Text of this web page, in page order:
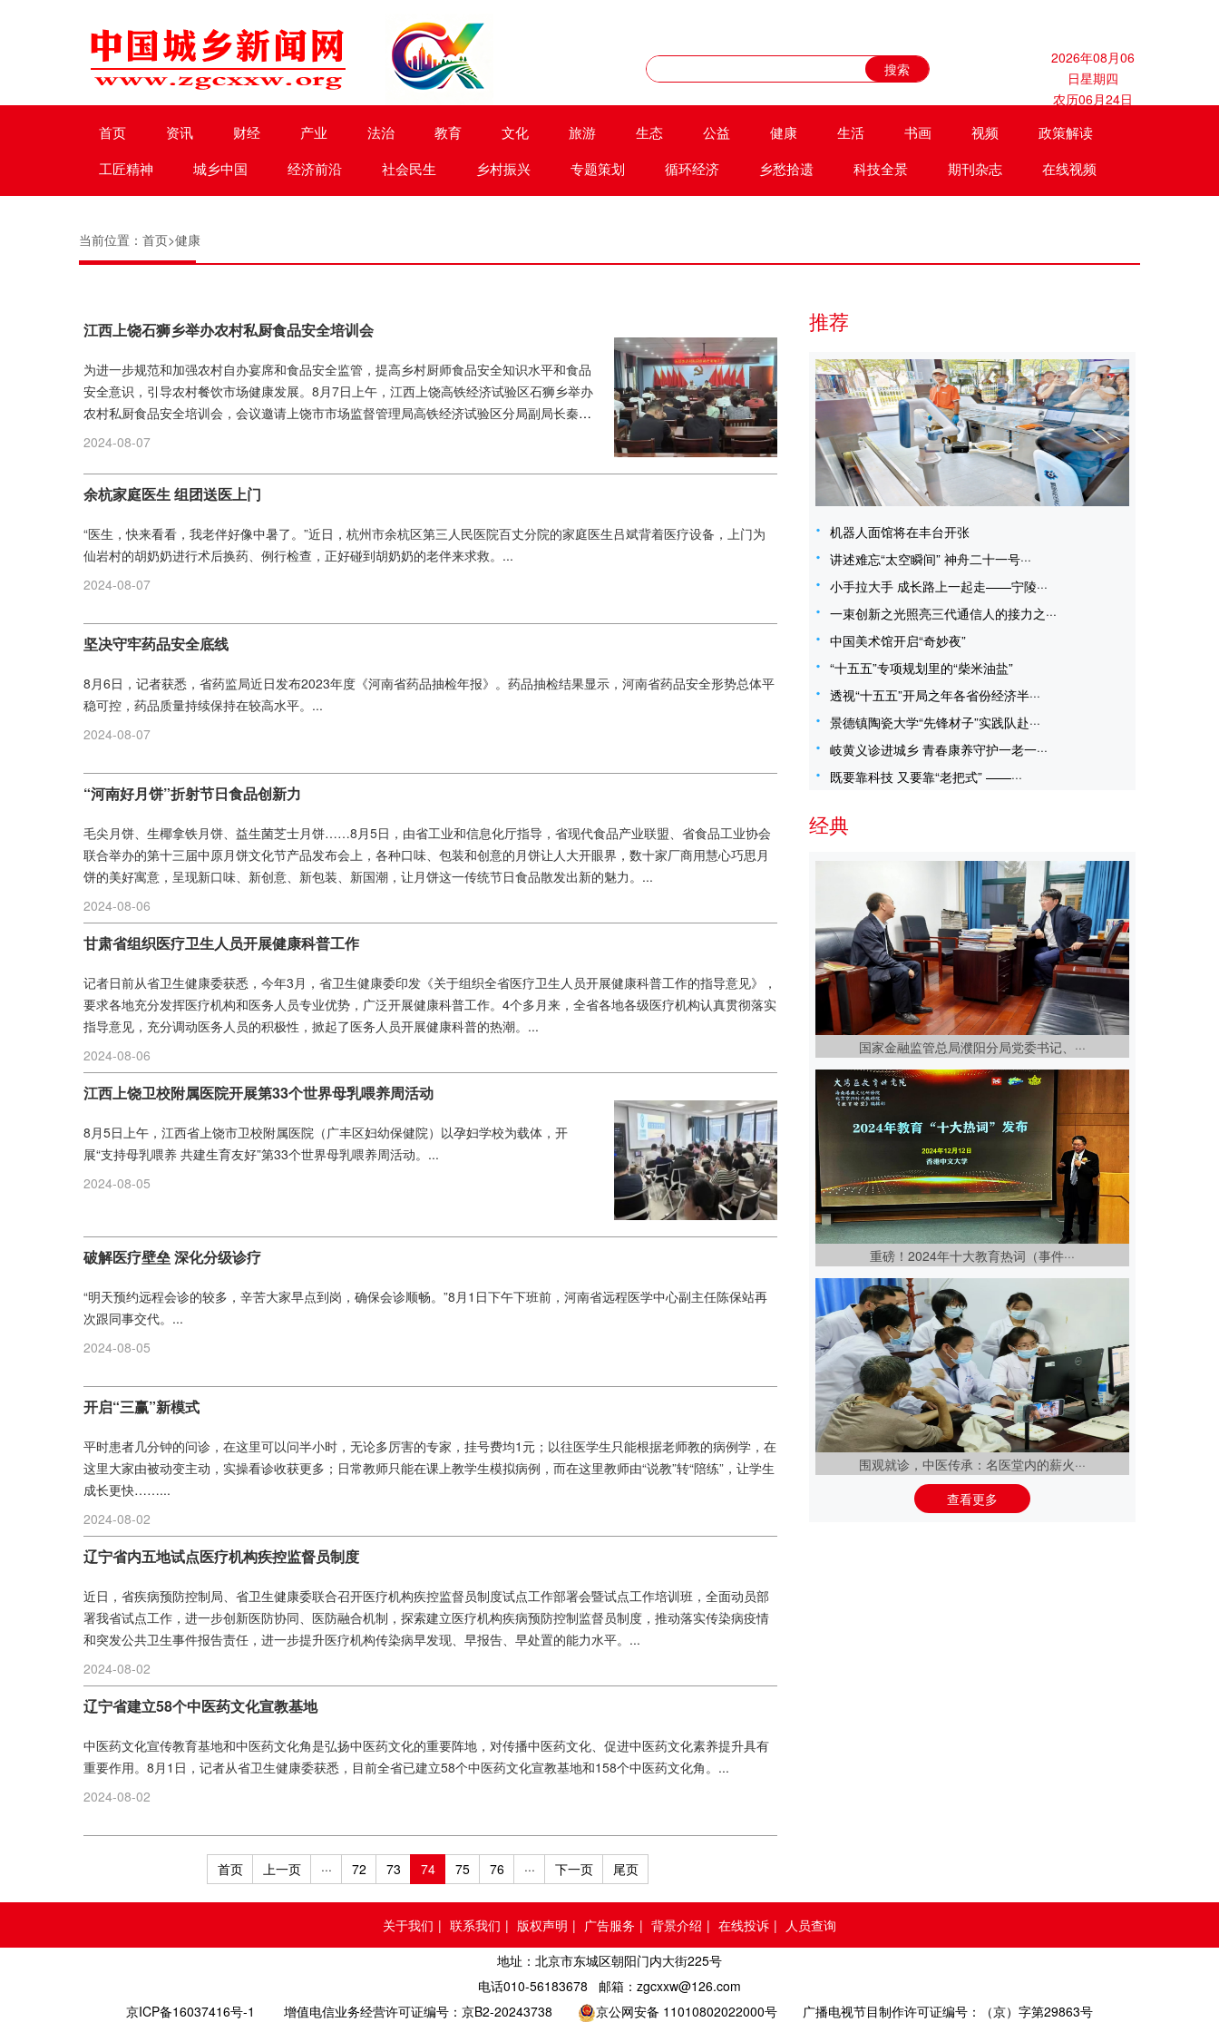
2026年08月06
日星期四
农历06月24日
首页 资讯 财经 产业 法治 教育 文化 旅游 生态 公益 健康 生活 书画 视频
政策解读
工匠精神
城乡中国 经济前沿 社会民生 乡村振兴 专题策划 循环经济 乡愁拾遗 科技全景 期刊杂志 在线视频
当前位置： 首页>健康
江西上饶石狮乡举办农村私厨食品安全培训会
为进一步规范和加强农村自办宴席和食品安全监管，提高乡村厨师食品安全知识水平和食品
安全意识，引导农村餐饮市场健康发展。8月7日上午，江西上饶高铁经济试验区石狮乡举办
农村私厨食品安全培训会，会议邀请上饶市市场监督管理局高铁经济试验区分局副局长秦学
玲主讲，石狮乡副乡长陈新主持，全乡基层31名私厨及相关人员参加培训。...
2024-08-07
余杭家庭医生 组团送医上门
“医生，快来看看，我老伴好像中暑了。”近日，杭州市余杭区第三人民医院百丈分院的家庭医生吕斌背着医疗设备，上门为
仙岩村的胡奶奶进行术后换药、例行检查，正好碰到胡奶奶的老伴来求救。...
2024-08-07
坚决守牢药品安全底线
8月6日，记者获悉，省药监局近日发布2023年度《河南省药品抽检年报》。药品抽检结果显示，河南省药品安全形势总体平
稳可控，药品质量持续保持在较高水平。...
2024-08-07
“河南好月饼”折射节日食品创新力
毛尖月饼、生椰拿铁月饼、益生菌芝士月饼……8月5日，由省工业和信息化厅指导，省现代食品产业联盟、省食品工业协会
联合举办的第十三届中原月饼文化节产品发布会上，各种口味、包装和创意的月饼让人大开眼界，数十家厂商用慧心巧思月
饼的美好寓意，呈现新口味、新创意、新包装、新国潮，让月饼这一传统节日食品散发出新的魅力。...
2024-08-06
甘肃省组织医疗卫生人员开展健康科普工作
记者日前从省卫生健康委获悉，今年3月，省卫生健康委印发《关于组织全省医疗卫生人员开展健康科普工作的指导意见》，
要求各地充分发挥医疗机构和医务人员专业优势，广泛开展健康科普工作。4个多月来，全省各地各级医疗机构认真贯彻落实
指导意见，充分调动医务人员的积极性，掀起了医务人员开展健康科普的热潮。...
2024-08-06
江西上饶卫校附属医院开展第33个世界母乳喂养周活动
8月5日上午，江西省上饶市卫校附属医院（广丰区妇幼保健院）以孕妇学校为载体，开
展“支持母乳喂养 共建生育友好”第33个世界母乳喂养周活动。...
2024-08-05
破解医疗壁垒 深化分级诊疗
“明天预约远程会诊的较多，辛苦大家早点到岗，确保会诊顺畅。”8月1日下午下班前，河南省远程医学中心副主任陈保站再
次跟同事交代。...
2024-08-05
开启“三赢”新模式
平时患者几分钟的问诊，在这里可以问半小时，无论多厉害的专家，挂号费均1元；以往医学生只能根据老师教的病例学，在
这里大家由被动变主动，实操看诊收获更多；日常教师只能在课上教学生模拟病例，而在这里教师由“说教”转“陪练”，让学生
成长更快……...
2024-08-02
辽宁省内五地试点医疗机构疾控监督员制度
近日，省疾病预防控制局、省卫生健康委联合召开医疗机构疾控监督员制度试点工作部署会暨试点工作培训班，全面动员部
署我省试点工作，进一步创新医防协同、医防融合机制，探索建立医疗机构疾病预防控制监督员制度，推动落实传染病疫情
和突发公共卫生事件报告责任，进一步提升医疗机构传染病早发现、早报告、早处置的能力水平。...
2024-08-02
辽宁省建立58个中医药文化宣教基地
中医药文化宣传教育基地和中医药文化角是弘扬中医药文化的重要阵地，对传播中医药文化、促进中医药文化素养提升具有
重要作用。8月1日，记者从省卫生健康委获悉，目前全省已建立58个中医药文化宣教基地和158个中医药文化角。...
2024-08-02
首页 上一页 ··· 72 73 74 75 76 ··· 下一页 尾页
推荐
机器人面馆将在丰台开张
讲述难忘“太空瞬间” 神舟二十一号···
小手拉大手 成长路上一起走——宁陵···
一束创新之光照亮三代通信人的接力之···
中国美术馆开启“奇妙夜”
“十五五”专项规划里的“柴米油盐”
透视“十五五”开局之年各省份经济半···
景德镇陶瓷大学“先锋材子”实践队赴···
岐黄义诊进城乡 青春康养守护一老一···
既要靠科技 又要靠“老把式” ——···
经典
国家金融监管总局濮阳分局党委书记、···
重磅！2024年十大教育热词（事件···
围观就诊，中医传承：名医堂内的薪火···
关于我们 | 联系我们 | 版权声明 | 广告服务 | 背景介绍 | 在线投诉 | 人员查询
地址：北京市东城区朝阳门内大街225号
电话010-56183678 邮箱：zgcxxw@126.com
京ICP备16037416号-1
增值电信业务经营许可证编号：京B2-20243738 京公网安备 11010802022000号 广播电视节目制作许可证编号：（京）字第29863号